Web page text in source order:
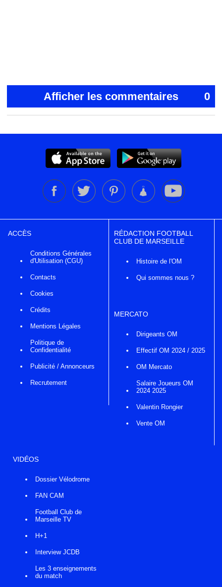
Afficher les commentaires 0
ACCÈS
Conditions Générales
d'Utilisation (CGU)
Contacts
Cookies
Crédits
Mentions Légales
Politique de
Confidentialité
Publicité / Annonceurs
Recrutement
RÉDACTION FOOTBALL
CLUB DE MARSEILLE
Histoire de l'OM
Qui sommes nous ?
MERCATO
Dirigeants OM
Effectif OM 2024 / 2025
OM Mercato
Salaire Joueurs OM
2024 2025
Valentin Rongier
Vente OM
VIDÉOS
Dossier Vélodrome
FAN CAM
Football Club de
Marseille TV
H+1
Interview JCDB
Les 3 enseignements
du match